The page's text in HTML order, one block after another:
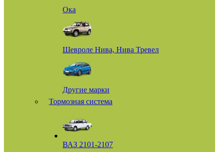
Ока
Шевроле Нива, Нива Тревел
Другие марки
Тормозная система
ВАЗ 2101-2107